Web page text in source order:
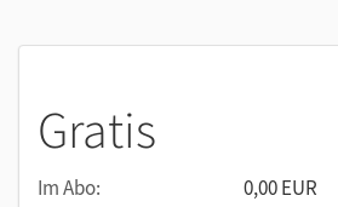
Gratis
Im Abo:
0,00 EUR